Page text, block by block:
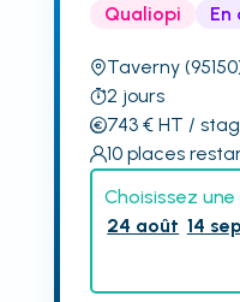
Qualiopi En
Taverny
2 jours
743€ HT /
10 places
Choisissez une
24 août 14